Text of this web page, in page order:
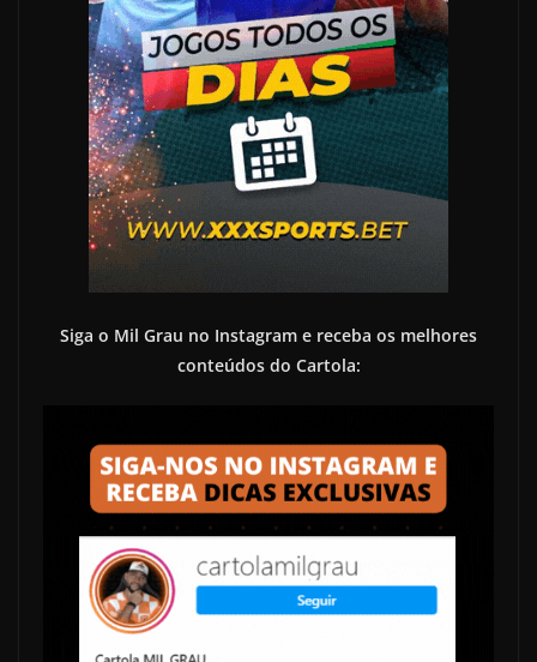
Siga o Mil Grau no Instagram e receba os melhores
conteúdos do Cartola: